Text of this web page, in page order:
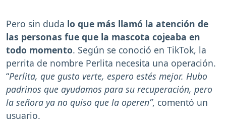
Pero sin duda lo que más llamó la atención de
las personas fue que la mascota cojeaba en
todo momento. Según se conoció en TikTok, la
perrita de nombre Perlita necesita una operación.
“Perlita, que gusto verte, espero estés mejor. Hubo
padrinos que ayudamos para su recuperación, pero
la señora ya no quiso que la operen”, comentó un
usuario.